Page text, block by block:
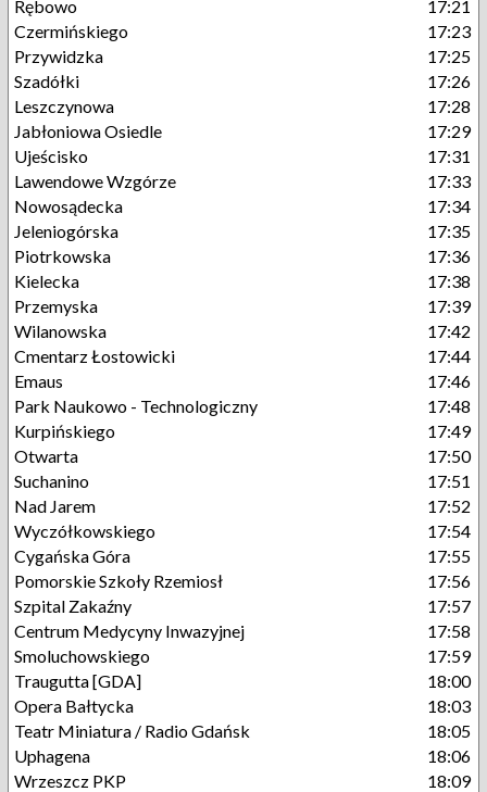
Rębowo
17:21
Czermińskiego
17:23
Przywidzka
17:25
Szadółki
17:26
Leszczynowa
17:28
Jabłoniowa Osiedle
17:29
Ujeścisko
17:31
Lawendowe Wzgórze
17:33
Nowosądecka
17:34
Jeleniogórska
17:35
Piotrkowska
17:36
Kielecka
17:38
Przemyska
17:39
Wilanowska
17:42
Cmentarz Łostowicki
17:44
Emaus
17:46
Park Naukowo - Technologiczny
17:48
Kurpińskiego
17:49
Otwarta
17:50
Suchanino
17:51
Nad Jarem
17:52
Wyczółkowskiego
17:54
Cygańska Góra
17:55
Pomorskie Szkoły Rzemiosł
17:56
Szpital Zakaźny
17:57
Centrum Medycyny Inwazyjnej
17:58
Smoluchowskiego
17:59
Traugutta [GDA]
18:00
Opera Bałtycka
18:03
Teatr Miniatura / Radio Gdańsk
18:05
Uphagena
18:06
Wrzeszcz PKP
18:09